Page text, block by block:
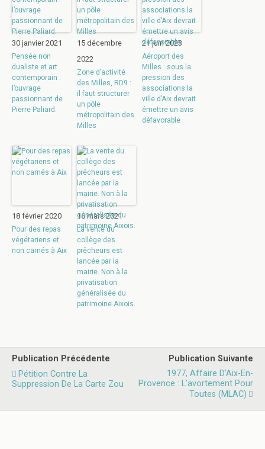
30 janvier 2021
Pensée non
dualiste et art
contemporain :
l’ouvrage
passionnant de
Pierre Paliard.
15 décembre
2022
Zone d’activité
des Milles, RD9 :
il faut structurer
un pôle
métropolitain des
Milles
21 juin 2023
Aéroport des
Milles : sous la
pression des
associations la
ville d’Aix devrait
émettre un avis
défavorable
18 février 2020
Pour des repas
végétariens et
non carnés à Aix
16 mars 2021
La vente du
collège des
prêcheurs est
lancée par la
mairie. Non à la
privatisation
généralisée du
patrimoine Aixois.
Publication Précédente
Pétition Contre La
Suppression De La Carte Zou
Publication Suivante
1977, Affaire D'Aix-En-
Provence : L’avortement Pour
Toutes (MLAC)